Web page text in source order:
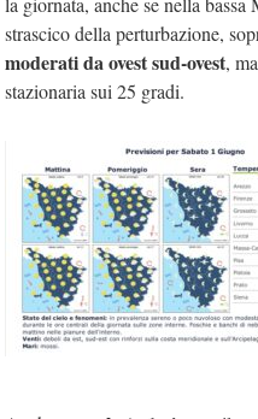
strascico della perturbazione,
moderati da ovest sud-ovest,
stazionaria sui 25 gradi.